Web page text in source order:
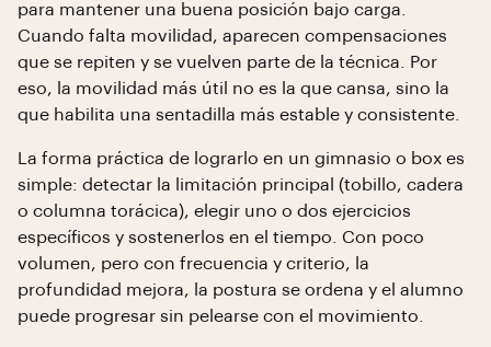
para mantener una buena posición bajo carga.
Cuando falta movilidad, aparecen compensaciones
que se repiten y se vuelven parte de la técnica. Por
eso, la movilidad más útil no es la que cansa, sino la
que habilita una sentadilla más estable y consistente.
La forma práctica de lograrlo en un gimnasio o box es
simple: detectar la limitación principal (tobillo, cadera
o columna torácica), elegir uno o dos ejercicios
específicos y sostenerlos en el tiempo. Con poco
volumen, pero con frecuencia y criterio, la
profundidad mejora, la postura se ordena y el alumno
puede progresar sin pelearse con el movimiento.